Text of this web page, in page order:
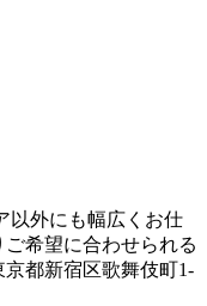
以外にも幅広くお仕
希望に合わせられる
都新宿区歌舞伎町1-